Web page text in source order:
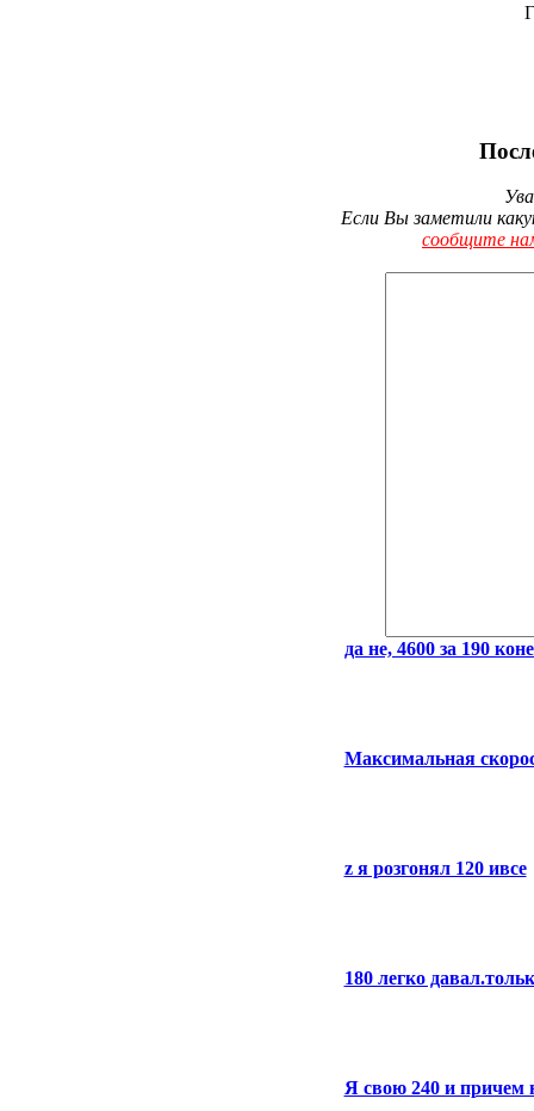
Если Вы заметили
сообщите
да не, 4600 за 190
Максимальная
z я розгонял 120 ивсе
180 легко
Я свою 240 и причем